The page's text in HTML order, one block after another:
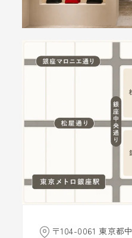
〒104-0061 東京都